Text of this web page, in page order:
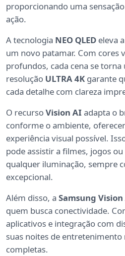
proporcionando uma
ação.
A tecnologia NEO QLED eleva
um novo patamar. Com cores
profundos, cada cena se
resolução ULTRA 4K garante
cada detalhe com clareza
O recursoVision AI adapta o
conforme o ambiente,
experiência visual possível.
pode assistir a filmes, jogos
qualquer iluminação, sempre
excepcional.
Além disso, a Samsung Vision
quem busca conectividade.
aplicativos e integração com
suas noites de
completas.